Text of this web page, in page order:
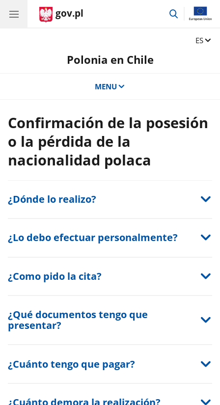
gov.pl
przejdź
Zmień
ES
Polonia en Chile
MENU
Confirmación de la posesión
o la pérdida de la
nacionalidad polaca
¿Dónde lo realizo?
¿Lo debo efectuar personalmente?
¿Como pido la cita?
¿Qué documentos tengo que
presentar?
¿Cuánto tengo que pagar?
¿Cuánto demora la realización?